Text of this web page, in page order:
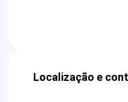
Localização e